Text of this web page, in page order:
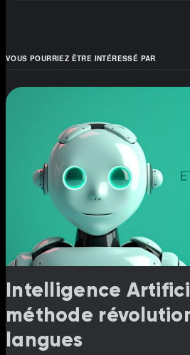
VOUS POURRIEZ ÊTRE INTÉRESSÉ PAR
Intelligence
méthode
langues